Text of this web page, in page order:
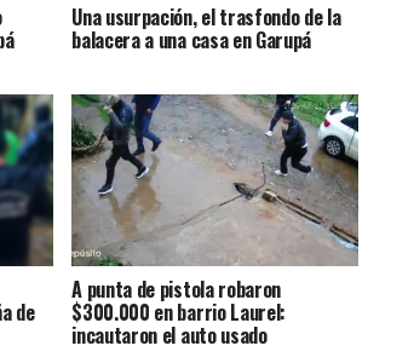
Una usurpación, el trasfondo de la
balacera a una casa en Garupá
de
A punta de pistola robaron
$300.000 en barrio Laurel:
incautaron el auto usado